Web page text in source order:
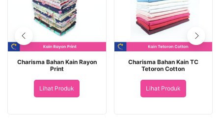
Charisma Bahan Kain Rayon
Print
Lihat Produk
Charisma Bahan Kain TC
Tetoron Cotton
Lihat Produk